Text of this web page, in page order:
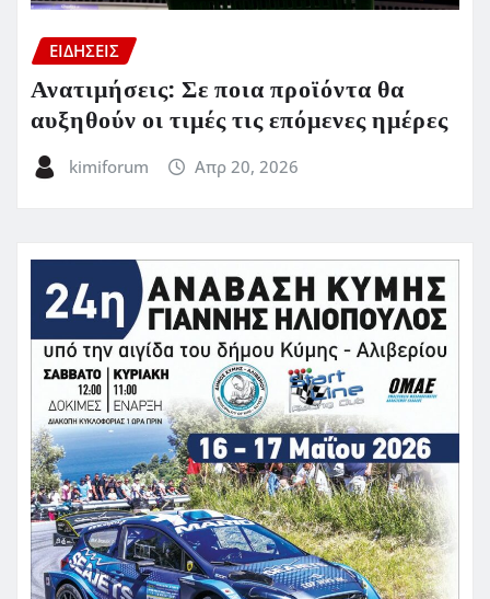
ΕΙΔΗΣΕΙΣ
Ανατιμήσεις: Σε ποια προϊόντα θα
αυξηθούν οι τιμές τις επόμενες ημέρες
kimiforum Απρ 20, 2026